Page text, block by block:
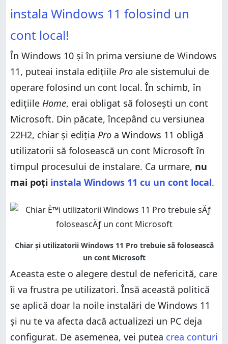
instala Windows 11 folosind un
cont local!
În Windows 10 și în prima versiune de Windows
11, puteai instala edițiile Pro ale sistemului de
operare folosind un cont local. În schimb, în
edițiile Home, erai obligat să folosești un cont
Microsoft. Din păcate, începând cu versiunea
22H2, chiar și ediția Pro a Windows 11 obligă
utilizatorii să folosească un cont Microsoft în
timpul procesului de instalare. Ca urmare, nu
mai poți instala Windows 11 cu un cont local.
Aceasta este o alegere destul de nefericită, care
îi va frustra pe utilizatori. Însă această politică
se aplică doar la noile instalări de Windows 11
și nu te va afecta dacă actualizezi un PC deja
configurat. De asemenea, vei putea crea conturi